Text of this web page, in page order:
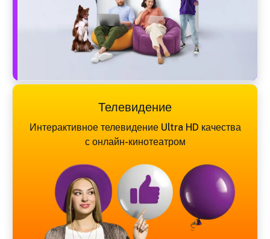
Телевидение
Интерактивное телевидение Ultra HD качества
с онлайн-кинотеатром